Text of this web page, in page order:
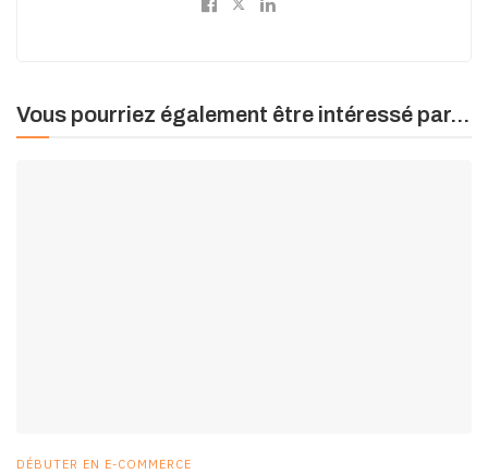
Vous pourriez également être intéressé par...
DÉBUTER EN E-COMMERCE